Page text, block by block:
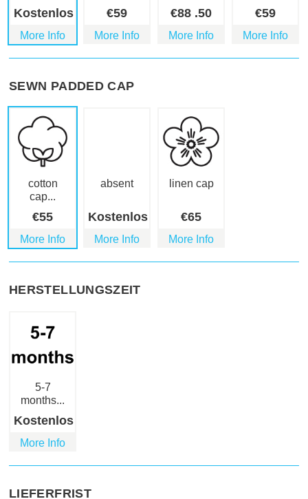
Kostenlos
More Info
€59
More Info
€88 .50
More Info
€59
More Info
SEWN PADDED CAP
cotton
cap...
€55
More Info
absent
Kostenlos
More Info
linen cap
€65
More Info
HERSTELLUNGSZEIT
5-7
months...
Kostenlos
More Info
LIEFERFRIST